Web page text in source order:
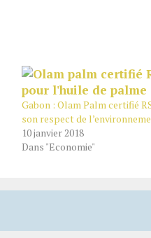
Gabon : Olam Palm certifié
son respect de
10 janvier 2018
Dans "Economie"